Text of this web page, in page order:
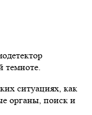
темноте.
ситуациях, как
органы, поиск и